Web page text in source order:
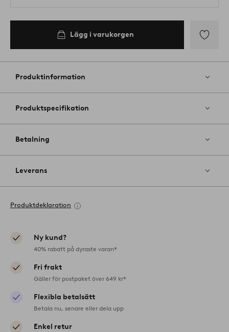
Lägg i varukorgen
till
favoriter
Produktinformation
Produktspecifikation
Betalning
Leverans
Produktdeklaration
Ny kund?
40% rabatt på dyraste varan*
Fri frakt
Gäller för postpaket över 649 kr*
Flexibla betalsätt
Betala nu, senare eller dela upp
Enkel retur